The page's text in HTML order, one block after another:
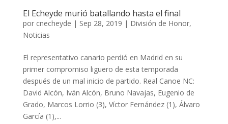
El Echeyde murió batallando hasta el final
por cnecheyde | Sep 28, 2019 | División de Honor,
Noticias
El representativo canario perdió en Madrid en su
primer compromiso liguero de esta temporada
después de un mal inicio de partido. Real Canoe NC:
David Alcón, Iván Alcón, Bruno Navajas, Eugenio de
Grado, Marcos Lorrio (3), Víctor Fernández (1), Álvaro
García (1),...